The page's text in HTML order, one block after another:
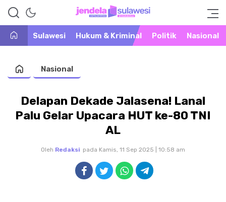
Jendela Sulawesi
Warta Peristiwa di Khatulistiwa
Sulawesi
Hukum & Kriminal Politik Nasional
Nasional
Delapan Dekade Jalasena! Lanal
Palu Gelar Upacara HUT ke-80 TNI
AL
Oleh Redaksi pada Kamis, 11 Sep 2025 | 10:58 am